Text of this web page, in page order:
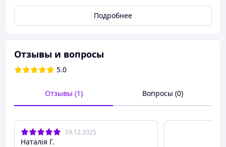
Размерная сетка
34 - 35
Подробнее
Отзывы и вопросы
5.0
Отзывы (1) Вопросы (0)
29.12.2025
Наталія Г.